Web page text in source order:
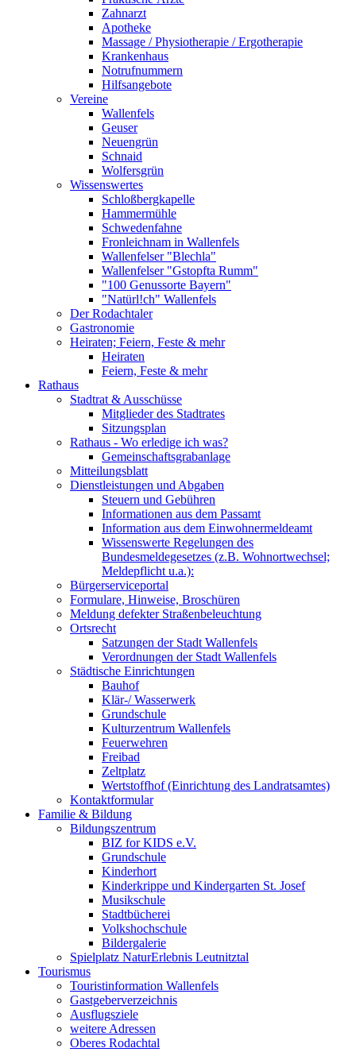
Zahnarzt
Apotheke
Massage / Physiotherapie / Ergotherapie
Krankenhaus
Notrufnummern
Hilfsangebote
Vereine
Wallenfels
Geuser
Neuengrün
Schnaid
Wolfersgrün
Wissenswertes
Schloßbergkapelle
Hammermühle
Schwedenfahne
Fronleichnam in Wallenfels
Wallenfelser "Blechla"
Wallenfelser "Gstopfta Rumm"
"100 Genussorte Bayern"
"Natürl!ch" Wallenfels
Der Rodachtaler
Gastronomie
Heiraten; Feiern, Feste & mehr
Heiraten
Feiern, Feste & mehr
Rathaus
Stadtrat & Ausschüsse
Mitglieder des Stadtrates
Sitzungsplan
Rathaus - Wo erledige ich was?
Gemeinschaftsgrabanlage
Mitteilungsblatt
Dienstleistungen und Abgaben
Steuern und Gebühren
Informationen aus dem Passamt
Information aus dem Einwohnermeldeamt
Wissenswerte Regelungen des
Bundesmeldegesetzes (z.B. Wohnortwechsel;
Meldepflicht u.a.):
Bürgerserviceportal
Formulare, Hinweise, Broschüren
Meldung defekter Straßenbeleuchtung
Ortsrecht
Satzungen der Stadt Wallenfels
Verordnungen der Stadt Wallenfels
Städtische Einrichtungen
Bauhof
Klär-/ Wasserwerk
Grundschule
Kulturzentrum Wallenfels
Feuerwehren
Freibad
Zeltplatz
Wertstoffhof (Einrichtung des Landratsamtes)
Kontaktformular
Familie & Bildung
Bildungszentrum
BIZ for KIDS e.V.
Grundschule
Kinderhort
Kinderkrippe und Kindergarten St. Josef
Musikschule
Stadtbücherei
Volkshochschule
Bildergalerie
Spielplatz NaturErlebnis Leutnitztal
Tourismus
Touristinformation Wallenfels
Gastgeberverzeichnis
Ausflugsziele
weitere Adressen
Oberes Rodachtal